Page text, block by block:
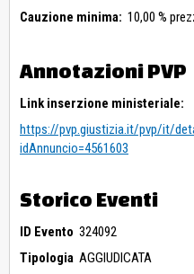
Cauzione minima: 10,00 %
Annotazioni PVP
Link inserzione ministeriale:
https://pvp.giustizia.it/pvp/it/
idAnnuncio=4561603
Storico Eventi
ID Evento 324092
Tipologia AGGIUDICATA